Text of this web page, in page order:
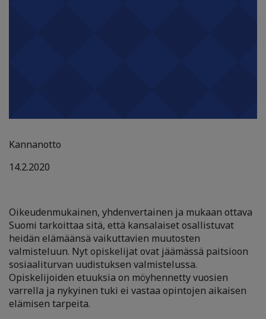
Kannanotto
14.2.2020
Oikeudenmukainen, yhdenvertainen ja mukaan ottava
Suomi tarkoittaa sitä, että kansalaiset osallistuvat
heidän elämäänsä vaikuttavien muutosten
valmisteluun. Nyt opiskelijat ovat jäämässä paitsioon
sosiaaliturvan uudistuksen valmistelussa.
Opiskelijoiden etuuksia on möyhennetty vuosien
varrella ja nykyinen tuki ei vastaa opintojen aikaisen
elämisen tarpeita.